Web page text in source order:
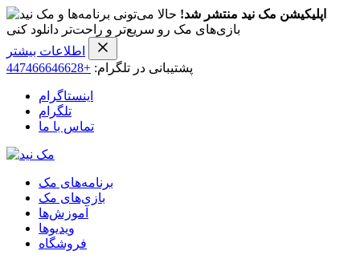
اپلیکیشن مک نید منتشر شد! حالا می‌تونی برنامه‌ها و
بازی‌های مک رو سریع‌تر و راحت‌تر دانلود کنی
اطلاعات بیشتر
پشتیبانی در تلگرام: +447466646628
اینستاگرام
تلگرام
تماس با ما
برنامه‌های مک
بازی‌های مک
آموزش‌ها
ویدیو‌ها
فروشگاه